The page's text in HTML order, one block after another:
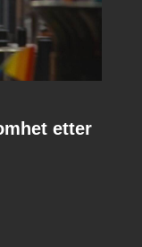
etter